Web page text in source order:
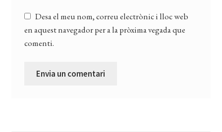
Desa el meu nom, correu electrònic i lloc web
en aquest navegador per a la pròxima vegada que
comenti.